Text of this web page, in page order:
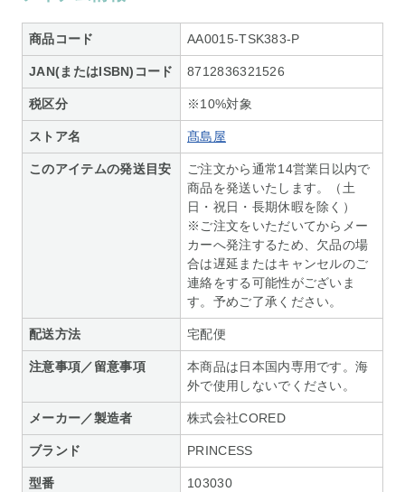
商品コード AA0015-TSK383-P
JAN(またはISBN)コード 8712836321526
税区分 ※10%対象
ストア名 髙島屋
このアイテムの発送目安
ご注文から通常14営業日以内で
商品を発送いたします。（土
日・祝日・長期休暇を除く）
※ご注文をいただいてからメー
カーへ発注するため、欠品の場
合は遅延またはキャンセルのご
連絡をする可能性がございま
す。予めご了承ください。
配送方法 宅配便
注意事項／留意事項
本商品は日本国内専用です。海
外で使用しないでください。
メーカー／製造者 株式会社CORED
ブランド PRINCESS
型番 103030